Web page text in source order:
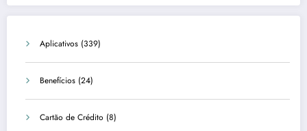
Aplicativos (339)
Benefícios (24)
Cartão de Crédito (8)